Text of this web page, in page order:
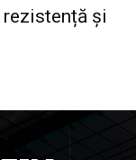
și